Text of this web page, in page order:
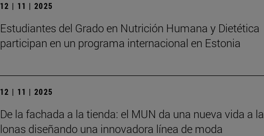
12 | 11 | 2025
Estudiantes del Grado en Nutrición Humana y Dietética
participan en un programa internacional en Estonia
12 | 11 | 2025
De la fachada a la tienda: el MUN da una nueva vida a
lonas diseñando una innovadora línea de moda